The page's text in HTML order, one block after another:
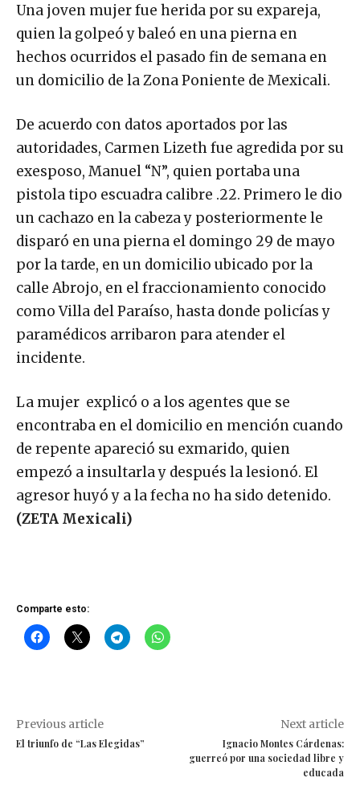
Una joven mujer fue herida por su expareja,
quien la golpeó y baleó en una pierna en
hechos ocurridos el pasado fin de semana en
un domicilio de la Zona Poniente de Mexicali.
De acuerdo con datos aportados por las
autoridades, Carmen Lizeth fue agredida por su
exesposo, Manuel “N”, quien portaba una
pistola tipo escuadra calibre .22. Primero le dio
un cachazo en la cabeza y posteriormente le
disparó en una pierna el domingo 29 de mayo
por la tarde, en un domicilio ubicado por la
calle Abrojo, en el fraccionamiento conocido
como Villa del Paraíso, hasta donde policías y
paramédicos arribaron para atender el
incidente.
La mujer explicó o a los agentes que se
encontraba en el domicilio en mención cuando
de repente apareció su exmarido, quien
empezó a insultarla y después la lesionó. El
agresor huyó y a la fecha no ha sido detenido.
(ZETA Mexicali)
Comparte esto:
Previous article
El triunfo de “Las Elegidas”
Next article
Ignacio Montes Cárdenas:
guerreó por una sociedad libre y
educada